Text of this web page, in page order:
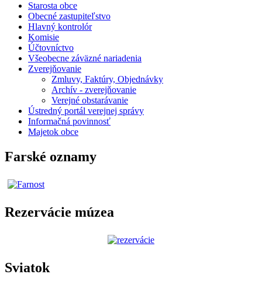
Starosta obce
Obecné zastupiteľstvo
Hlavný kontrolór
Komisie
Účtovníctvo
Všeobecne záväzné nariadenia
Zverejňovanie
Zmluvy, Faktúry, Objednávky
Archív - zverejňovanie
Verejné obstarávanie
Ústredný portál verejnej správy
Informačná povinnosť
Majetok obce
Farské oznamy
Rezervácie múzea
Sviatok